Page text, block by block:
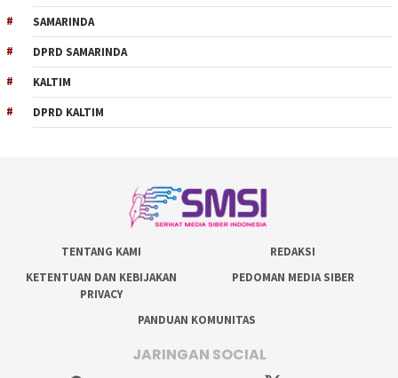
SAMARINDA
DPRD SAMARINDA
KALTIM
DPRD KALTIM
TENTANG KAMI
REDAKSI
KETENTUAN DAN KEBIJAKAN
PRIVACY
PEDOMAN MEDIA SIBER
PANDUAN KOMUNITAS
JARINGAN SOCIAL